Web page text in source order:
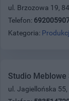
ul. Brzozowa 19,
Telefon:
Kategoria:
Studio Meblowe
ul. Jagiellońska